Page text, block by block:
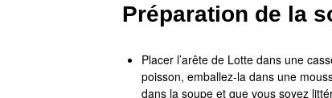
Préparation de la
Placer l’arête de Lotte dans une
poisson, emballez-la dans une
dans la soupe et que vous soyez